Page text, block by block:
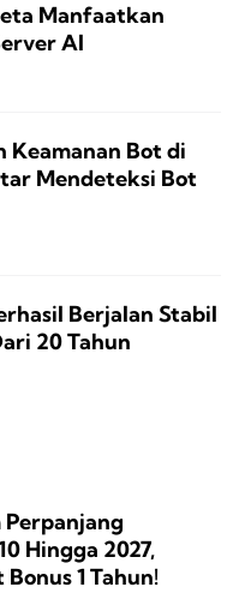
Manfaatkan
AI
Bot di
Mendeteksi Bot
Berjalan Stabil
20 Tahun
Hingga 2027,
1 Tahun!